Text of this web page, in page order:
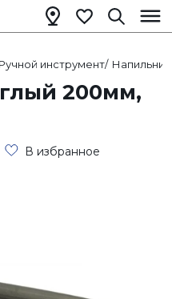
Ручной инструмент/
200мм,
В избранное